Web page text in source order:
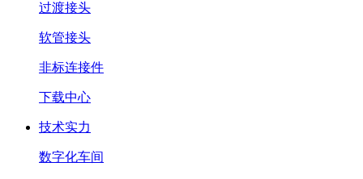
过渡接头
软管接头
非标连接件
下载中心
技术实力
数字化车间